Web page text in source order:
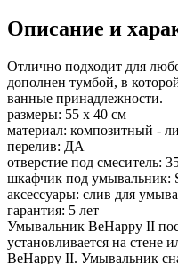
Описание и
Отлично подходит для
дополнен тумбой, в
ванные принадлежности.
размеры: 55 x 40 см
материал: композитный -
перелив: ДА
отверстие под смеситель:
шкафчик под умывальник:
аксессуары: слив для
гарантия: 5 лет
Умывальник BeHappy II
установливается на стене
BeHappy II. Умывальник